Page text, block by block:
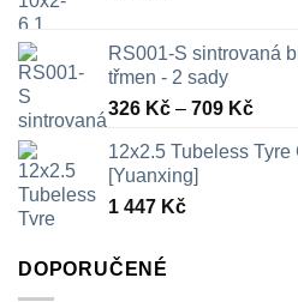
RS001-S sintrovaná
třmen - 2 sady
326 Kč – 709 Kč
326
12x2.5 Tubeless
[Yuanxing]
1 447 Kč
DOPORUČENÉ